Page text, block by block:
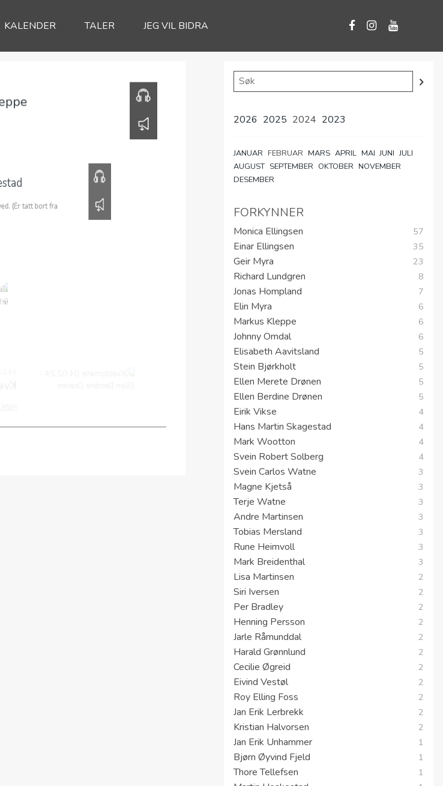
KALENDER TALER JEG VIL BIDRA
lagt ved. (Er tatt bort fra
2026 2025 2024 2023
JANUAR FEBRUAR MARS APRIL MAI JUNI JULI
AUGUST SEPTEMBER OKTOBER NOVEMBER
DESEMBER
FORKYNNER
Monica Ellingsen 57
Einar Ellingsen 35
Geir Myra 23
Richard Lundgren 8
Jonas Hompland 7
Elin Myra 6
Markus Kleppe 6
Johnny Omdal 6
Elisabeth Aavitsland 5
Stein Bjørkholt 5
Ellen Merete Drønen 5
Ellen Berdine Drønen 5
Eirik Vikse 4
Hans Martin Skagestad 4
Mark Wootton 4
Svein Robert Solberg 4
Svein Carlos Watne 3
Magne Kjetså 3
Terje Watne 3
Andre Martinsen 3
Tobias Mersland 3
Rune Heimvoll 3
Mark Breidenthal 3
Lisa Martinsen 2
Siri Iversen 2
Per Bradley 2
Henning Persson 2
Jarle Råmunddal 2
Harald Grønnlund 2
Cecilie Øgreid 2
Eivind Vestøl 2
Roy Elling Foss 2
Jan Erik Lerbrekk 2
Kristian Halvorsen 2
Jan Erik Unhammer 1
Bjørn Øyvind Fjeld 1
Thore Tellefsen 1